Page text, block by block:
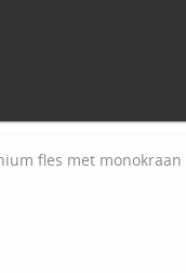
fles met monokraan